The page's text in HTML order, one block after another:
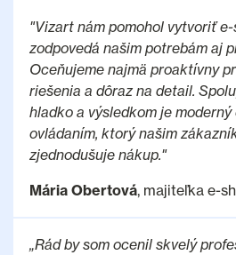
"Vizart nám pomohol vytvoriť
zodpovedá našim potrebám aj
Oceňujeme najmä proaktívny
riešenia a dôraz na detail.
hladko a výsledkom je
ovládaním, ktorý našim
zjednodušuje nákup."
Mária Obertová, majiteľka e-
„Rád by som ocenil skvelý